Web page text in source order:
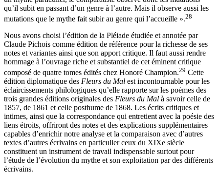
un mythe particulier, le comparatiste observe donc les mutations
qu’il subit en passant d’un genre à l’autre. Mais il observe aussi les
Nous avons choisi l’édition de la Pléiade étudiée et annotée par
Claude Pichois comme édition de référence pour la richesse de ses
notes et variantes ainsi que son apport critique. Il faut aussi rendre
hommage à l’ouvrage riche et substantiel de cet éminent critique
composé de quatre tomes édités chez Honoré Champion.29Cette
édition diplomatique desFleurs du Malest incontournable pour les
éclaircissements philologiques qu’elle rapporte sur les poèmes des
trois grandes éditions originales des Fleurs du Malà savoir celle de
1857, de 1861 et celle posthume de 1868. Les écrits critiques et
intimes, ainsi que la correspondance qui entretient avec la poésie des
liens étroits, offriront des notes et des explications supplémentaires
capables d’enrichir notre analyse et la comparaison avec d’autres
textes d’autres écrivains en particulier ceux du XIXesiècle
constituent un instrument de travail indispensable surtout pour
l’étude de l’évolution du mythe et son exploitation par des différents